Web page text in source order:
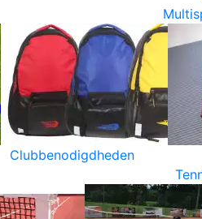
Clubbenodigdheden